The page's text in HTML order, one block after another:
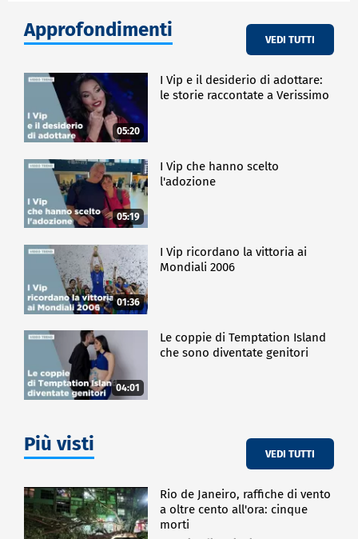
Approfondimenti VEDI TUTTI
05:20
I Vip e il desiderio di adottare:
le storie raccontate a Verissimo
05:19
I Vip che hanno scelto
l'adozione
01:36
I Vip ricordano la vittoria ai
Mondiali 2006
04:01
Le coppie di Temptation Island
che sono diventate genitori
Più visti VEDI TUTTI
Rio de Janeiro, raffiche di vento
a oltre cento all'ora: cinque
morti